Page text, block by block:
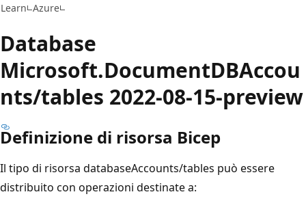
Learn Azure
Database
Microsoft.DocumentDBAccou
nts/tables 2022-08-15-preview
Definizione di risorsa Bicep
Il tipo di risorsa databaseAccounts/tables può essere
distribuito con operazioni destinate a: